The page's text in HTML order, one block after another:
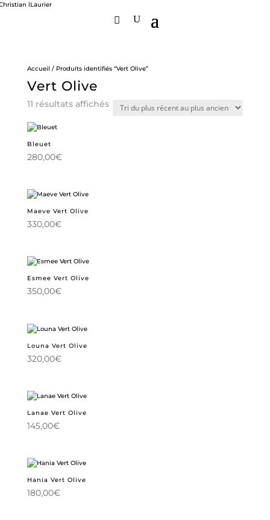
Accueil / Produits identifiés “Vert Olive”
Vert Olive
11 résultats affichésTrié
Bleuet
280,00€
Maeve Vert Olive
330,00€
Esmee Vert Olive
350,00€
Louna Vert Olive
320,00€
Lanae Vert Olive
145,00€
Hania Vert Olive
180,00€